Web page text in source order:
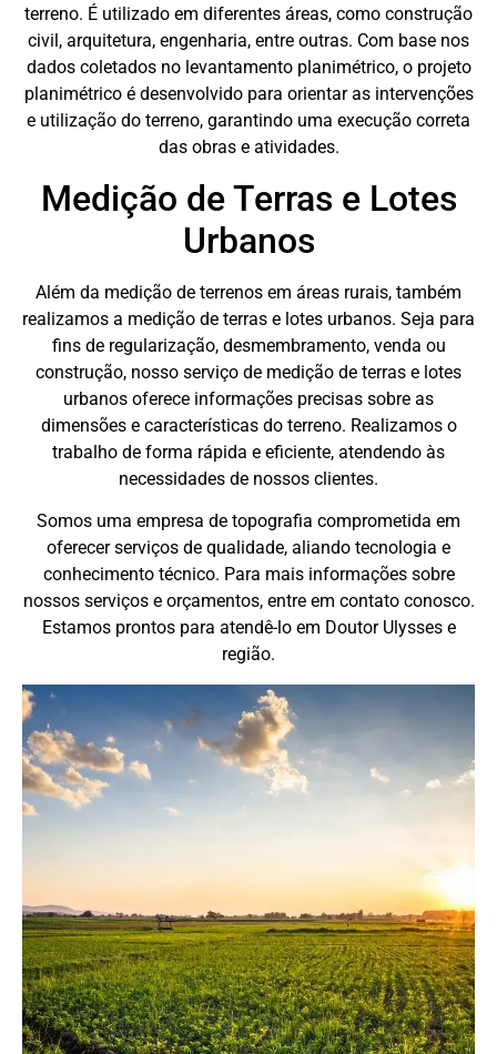
terreno. É utilizado em diferentes áreas, como construção
civil, arquitetura, engenharia, entre outras. Com base nos
dados coletados no levantamento planimétrico, o projeto
planimétrico é desenvolvido para orientar as intervenções
e utilização do terreno, garantindo uma execução correta
das obras e atividades.
Medição de Terras e Lotes
Urbanos
Além da medição de terrenos em áreas rurais, também
realizamos a medição de terras e lotes urbanos. Seja para
fins de regularização, desmembramento, venda ou
construção, nosso serviço de medição de terras e lotes
urbanos oferece informações precisas sobre as
dimensões e características do terreno. Realizamos o
trabalho de forma rápida e eficiente, atendendo às
necessidades de nossos clientes.
Somos uma empresa de topografia comprometida em
oferecer serviços de qualidade, aliando tecnologia e
conhecimento técnico. Para mais informações sobre
nossos serviços e orçamentos, entre em contato conosco.
Estamos prontos para atendê-lo em Doutor Ulysses e
região.